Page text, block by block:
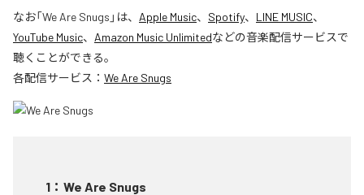
なお「We Are Snugs 」は、 Apple Music、 Spotify、 LINE MUSIC、
YouTube Music、 Amazon Music Unlimitedなどの音楽配信サービスで
聴くことができる。
各配信サービス： We Are Snugs
1 ： We Are Snugs